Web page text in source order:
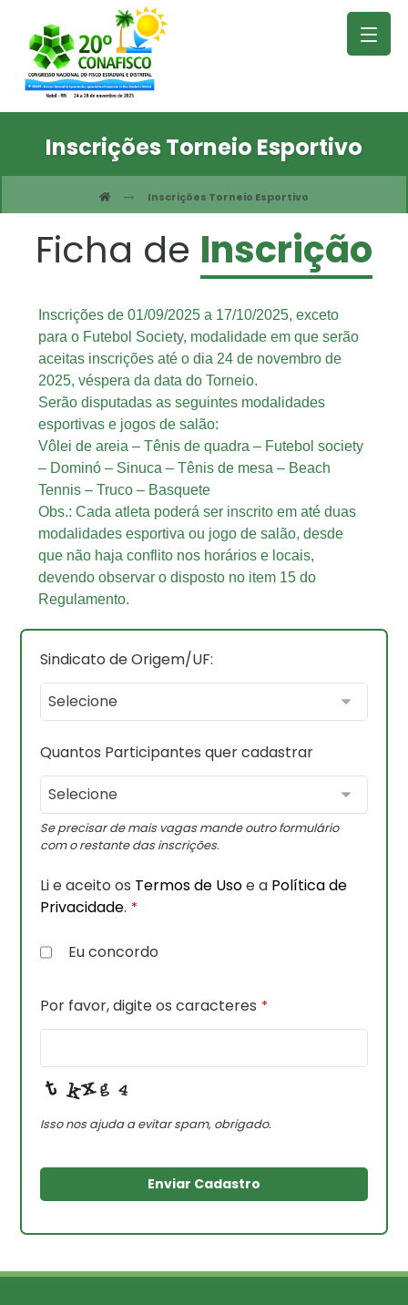
Inscrições Torneio Esportivo
Inscrições Torneio Esportivo
Ficha de Inscrição
Inscrições de 01/09/2025 a 17/10/2025, exceto
para o Futebol Society, modalidade em que serão
aceitas inscrições até o dia 24 de novembro de
2025, véspera da data do Torneio.
Serão disputadas as seguintes modalidades
esportivas e jogos de salão:
Vôlei de areia – Tênis de quadra – Futebol society
– Dominó – Sinuca – Tênis de mesa – Beach
Tennis – Truco – Basquete
Obs.: Cada atleta poderá ser inscrito em até duas
modalidades esportiva ou jogo de salão, desde
que não haja conflito nos horários e locais,
devendo observar o disposto no item 15 do
Regulamento.
Sindicato de Origem/UF:
Quantos Participantes quer cadastrar
Se precisar de mais vagas mande outro formulário
com o restante das inscrições.
Li e aceito os Termos de Usoe a Política de
Privacidade. *
Eu concordo
Por favor, digite os caracteres *
Isso nos ajuda a evitar spam, obrigado.
Enviar Cadastro
i